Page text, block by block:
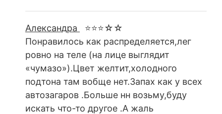
Александра
⭐⭐⭐☆☆
Понравилось как распределяется,лег
ровно на теле (на лице выглядит
«чумазо»).Цвет желтит,холодного
подтона там вобще нет.Запах как у всех
автозагаров .Больше нн возьму,буду
искать что-то другое .А жаль